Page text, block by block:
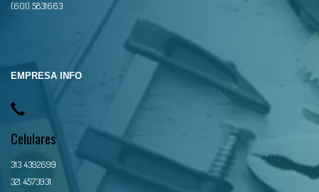
(601) 5831663
EMPRESA INFO
Celulares
313 4392699
321 4573931